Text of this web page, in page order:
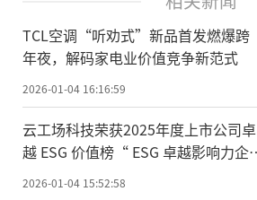
TCL空调“听劝式”新品首发燃爆跨
年夜，解码家电业价值竞争新范式
2026-01-04 16:16:59
云工场科技荣获2025年度上市公司卓
越 ESG 价值榜“ ESG 卓越影响力企
业”
2026-01-04 15:52:58